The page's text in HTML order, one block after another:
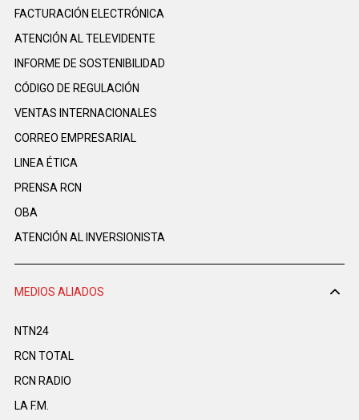
FACTURACIÓN ELECTRÓNICA
ATENCIÓN AL TELEVIDENTE
INFORME DE SOSTENIBILIDAD
CÓDIGO DE REGULACIÓN
VENTAS INTERNACIONALES
CORREO EMPRESARIAL
LINEA ÉTICA
PRENSA RCN
OBA
ATENCIÓN AL INVERSIONISTA
MEDIOS ALIADOS
NTN24
RCN TOTAL
RCN RADIO
LA F.M.